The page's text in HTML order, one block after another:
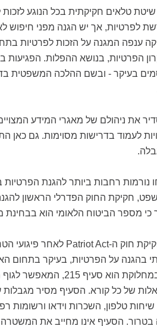
שיטת טלאים חקיקתית בכל הנוגע
לפרטיות, אך יש הגנה מפני חיפוש
ענפה המגנה על הזכות לפרטיות
הפרטיות, בנושא ההפלות. הפגיעות
בעיקר - ובשם ההלכה המשפטית
הפרטיות מ-1974 הסדיר את ניהולם של מאגרי המידע
לעמוד בדרישות מסוימות. גם כאן
נורמות רחבות ביותר להגנת
חקיקת החוק הפדרלי הראשון
מספר הביטוח הלאומי הוא בבחינת
בהגנה על הפרטיות, בעיקר בתחום
הסעיפים השנויים ביותר במחלוקת
של כל קורא. הסעיף מסיר מגבלות
טלפון, השכרות וידאו ורשומות
הסעיף אינו מחייב את המשטרה